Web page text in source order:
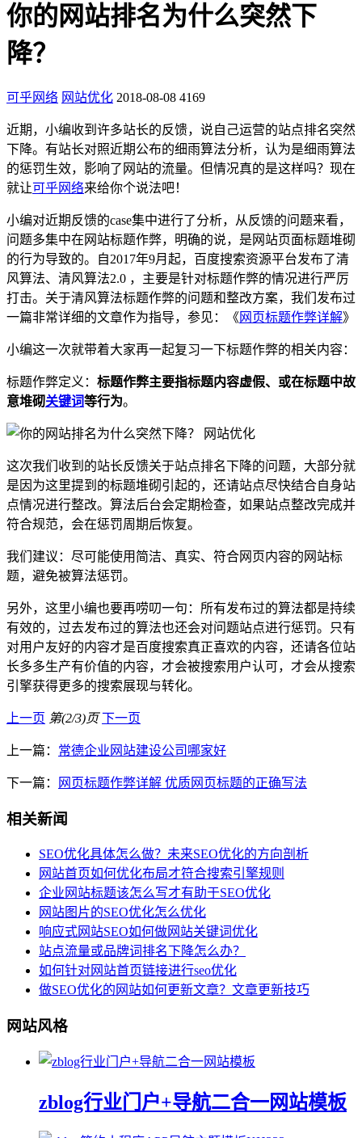
你的网站排名为什么突然下
降？
可乎网络 网站优化 2018-08-08 4169
近期，小编收到许多站长的反馈，说自己运营的站点排名突然
下降。有站长对照近期公布的细雨算法分析，认为是细雨算法
的惩罚生效，影响了网站的流量。但情况真的是这样吗？现在
就让可乎网络来给你个说法吧！
小编对近期反馈的case集中进行了分析，从反馈的问题来看，
问题多集中在网站标题作弊，明确的说，是网站页面标题堆砌
的行为导致的。自2017年9月起，百度搜索资源平台发布了清
风算法、清风算法2.0 ，主要是针对标题作弊的情况进行严厉
打击。关于清风算法标题作弊的问题和整改方案，我们发布过
一篇非常详细的文章作为指导，参见：《 网页标题作弊详解》
小编这一次就带着大家再一起复习一下标题作弊的相关内容：
标题作弊定义： 标题作弊主要指标题内容虚假、或在标题中故
意堆砌关键词等行为。
这次我们收到的站长反馈关于站点排名下降的问题，大部分就
是因为这里提到的标题堆砌引起的，还请站点尽快结合自身站
点情况进行整改。算法后台会定期检查，如果站点整改完成并
符合规范，会在惩罚周期后恢复。
我们建议：尽可能使用简洁、真实、符合网页内容的网站标
题，避免被算法惩罚。
另外，这里小编也要再唠叨一句：所有发布过的算法都是持续
有效的，过去发布过的算法也还会对问题站点进行惩罚。只有
对用户友好的内容才是百度搜索真正喜欢的内容，还请各位站
长多多生产有价值的内容，才会被搜索用户认可，才会从搜索
引擎获得更多的搜索展现与转化。
上一页 第(2/3)页 下一页
上一篇： 常德企业网站建设公司哪家好
下一篇： 网页标题作弊详解 优质网页标题的正确写法
相关新闻
SEO优化具体怎么做？未来SEO优化的方向剖析
网站首页如何优化布局才符合搜索引擎规则
企业网站标题该怎么写才有助于SEO优化
网站图片的SEO优化怎么优化
响应式网站SEO如何做网站关键词优化
站点流量或品牌词排名下降怎么办？
如何针对网站首页链接进行seo优化
做SEO优化的网站如何更新文章？文章更新技巧
网站风格
zblog行业门户+导航二合一网站模板